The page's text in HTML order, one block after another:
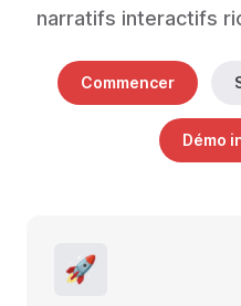
narratifs interactifs
Commencer
Démo
🚀